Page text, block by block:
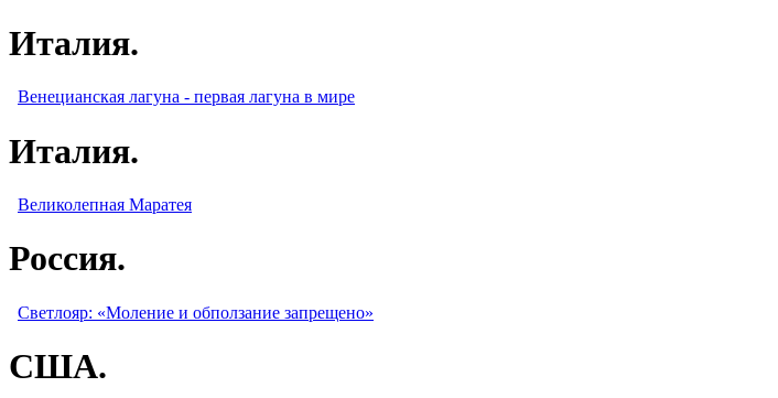
Италия.
Венецианская лагуна - первая лагуна в мире
Италия.
Великолепная Маратея
Россия.
Светлояр: «Моление и обползание запрещено»
США.